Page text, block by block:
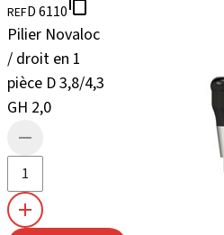
REFD 6110
Pilier Novaloc
/ droit en 1
pièce D 3,8/4,3
GH 2,0